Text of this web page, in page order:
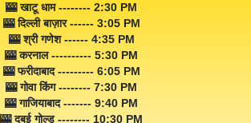
🎰 खाटू धाम -------- 2:30 PM
🎰 दिल्ली बाज़ार ------ 3:05 PM
🎰 श्री गणेश ------ 4:35 PM
🎰 करनाल ---------- 5:30 PM
🎰 फरीदाबाद --------- 6:05 PM
🎰 गोवा किंग -------- 7:30 PM
🎰 गाजियाबाद ------- 9:40 PM
🎰 दुबई गोल्ड -------- 10:30 PM